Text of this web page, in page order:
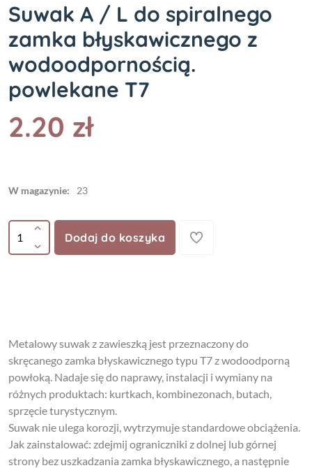
Suwak A / L do spiralnego
zamka błyskawicznego z
wodoodpornością.
powlekane T7
2.20 zł
W magazynie: 23
Dodaj do koszyka
Metalowy suwak z zawieszką jest przeznaczony do
skręcanego zamka błyskawicznego typu T7 z wodoodporną
powłoką. Nadaje się do naprawy, instalacji i wymiany na
różnych produktach: kurtkach, kombinezonach, butach,
sprzęcie turystycznym.
Suwak nie ulega korozji, wytrzymuje standardowe obciążenia.
Jak zainstalować: zdejmij ograniczniki z dolnej lub górnej
strony bez uszkadzania zamka błyskawicznego, a następnie